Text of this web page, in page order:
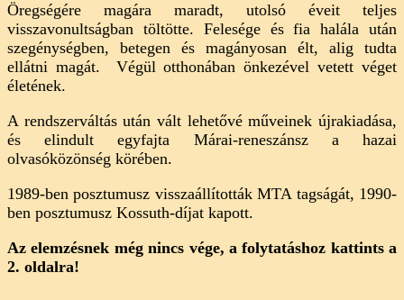
Öregségére magára maradt, utolsó éveit teljes
visszavonultságban töltötte. Felesége és fia halála után
szegénységben, betegen és magányosan élt, alig tudta
ellátni magát. Végül otthonában önkezével vetett véget
életének.
A rendszerváltás után vált lehetővé műveinek újrakiadása,
és elindult egyfajta Márai-reneszánsz a hazai
olvasóközönség körében.
1989-ben posztumusz visszaállították MTA tagságát, 1990-
ben posztumusz Kossuth-díjat kapott.
Az elemzésnek még nincs vége, a folytatáshoz kattints a
2. oldalra!